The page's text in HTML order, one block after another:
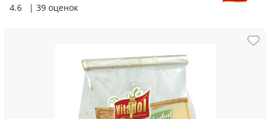
4.6 | 39 оценок